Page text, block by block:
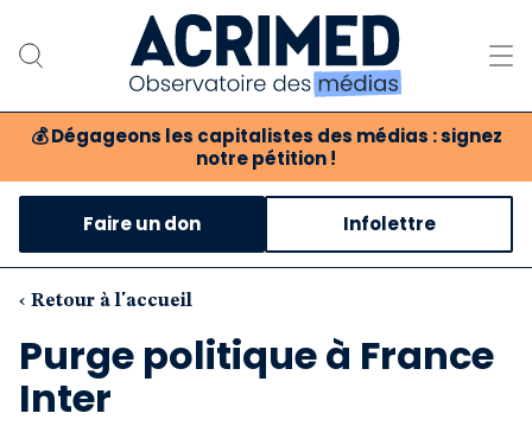
💰 Dégageons les capitalistes des médias : signez
notre pétition !
Notre association
Notre critique des médias
Nos propositions
Notre revue
Faire un don Infolettre
‹ Retour à l'accueil
Purge politique à France
Inter